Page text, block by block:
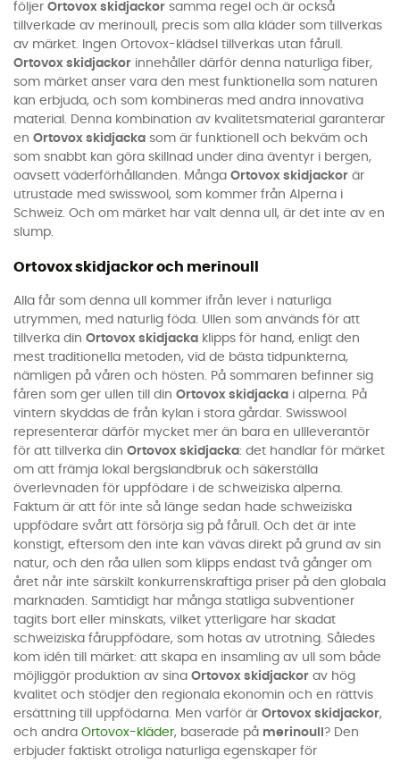
följer Ortovox skidjackor samma regel och är också
tillverkade av merinoull, precis som alla kläder som tillverkas
av märket. Ingen Ortovox-klädsel tillverkas utan fårull.
Ortovox skidjackor innehåller därför denna naturliga fiber,
som märket anser vara den mest funktionella som naturen
kan erbjuda, och som kombineras med andra innovativa
material. Denna kombination av kvalitetsmaterial garanterar
en Ortovox skidjacka som är funktionell och bekväm och
som snabbt kan göra skillnad under dina äventyr i bergen,
oavsett väderförhållanden. Många Ortovox skidjackor är
utrustade med swisswool, som kommer från Alperna i
Schweiz. Och om märket har valt denna ull, är det inte av en
slump.
Ortovox skidjackor och merinoull
Alla får som denna ull kommer ifrån lever i naturliga
utrymmen, med naturlig föda. Ullen som används för att
tillverka din Ortovox skidjacka klipps för hand, enligt den
mest traditionella metoden, vid de bästa tidpunkterna,
nämligen på våren och hösten. På sommaren befinner sig
fåren som ger ullen till din Ortovox skidjacka i alperna. På
vintern skyddas de från kylan i stora gårdar. Swisswool
representerar därför mycket mer än bara en ullleverantör
för att tillverka din Ortovox skidjacka: det handlar för märket
om att främja lokal bergslandbruk och säkerställa
överlevnaden för uppfödare i de schweiziska alperna.
Faktum är att för inte så länge sedan hade schweiziska
uppfödare svårt att försörja sig på fårull. Och det är inte
konstigt, eftersom den inte kan vävas direkt på grund av sin
natur, och den råa ullen som klipps endast två gånger om
året når inte särskilt konkurrenskraftiga priser på den globala
marknaden. Samtidigt har många statliga subventioner
tagits bort eller minskats, vilket ytterligare har skadat
schweiziska fåruppfödare, som hotas av utrotning. Således
kom idén till märket: att skapa en insamling av ull som både
möjliggör produktion av sina Ortovox skidjackor av hög
kvalitet och stödjer den regionala ekonomin och en rättvis
ersättning till uppfödarna. Men varför är Ortovox skidjackor,
och andra Ortovox-kläder, baserade på merinoull ? Den
erbjuder faktiskt otroliga naturliga egenskaper för